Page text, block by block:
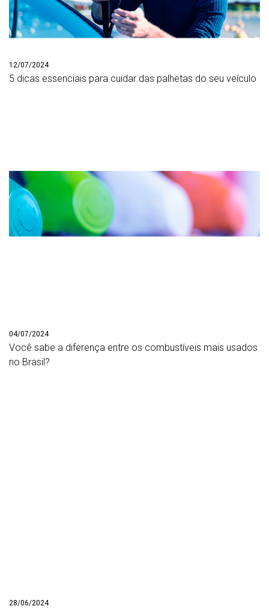
12/07/2024
5 dicas essenciais para cuidar das palhetas do seu veículo
04/07/2024
Você sabe a diferença entre os combustíveis mais usados
no Brasil?
28/06/2024